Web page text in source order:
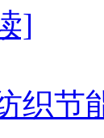
]
织节